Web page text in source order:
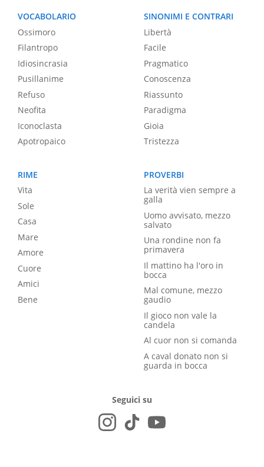
VOCABOLARIO
Ossimoro
Filantropo
Idiosincrasia
Pusillanime
Refuso
Neofita
Iconoclasta
Apotropaico
SINONIMI E CONTRARI
Libertà
Facile
Pragmatico
Conoscenza
Riassunto
Paradigma
Gioia
Tristezza
RIME
Vita
Sole
Casa
Mare
Amore
Cuore
Amici
Bene
PROVERBI
La verità vien sempre a
galla
Uomo avvisato, mezzo
salvato
Una rondine non fa
primavera
Il mattino ha l'oro in
bocca
Mal comune, mezzo
gaudio
Il gioco non vale la
candela
Al cuor non si comanda
A caval donato non si
guarda in bocca
Seguici su